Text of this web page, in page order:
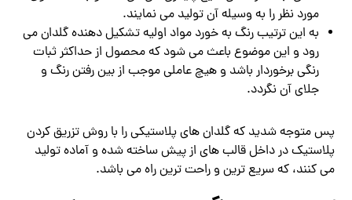
مورد نظر را به وسیله آن تولید می نمایند.
به این ترتیب رنگ به خورد مواد اولیه تشکیل دهنده گلدان می
رود و این موضوع باعث می شود که محصول از حداکثر ثبات
رنگی برخوردار باشد و هیچ عاملی موجب از بین رفتن رنگ و
جلای آن نگردد.
پس متوجه شدید که گلدان های پلاستیکی را با روش تزریق کردن
پلاستیک در داخل قالب های از پیش ساخته شده و آماده تولید
می کنند، که سریع ترین و راحت ترین راه می باشد.